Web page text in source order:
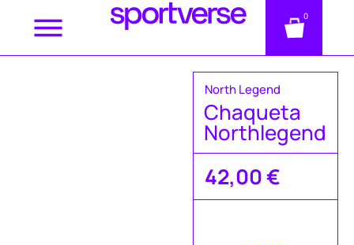
0
North Legend
Chaqueta
Northlegend
42,00€